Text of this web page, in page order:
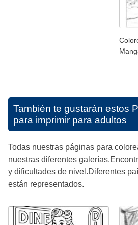
También te gustarán estos
para imprimir para adultos
Todas nuestras páginas para
nuestras diferentes
y dificultades de nivel.Diferentes
están representados.